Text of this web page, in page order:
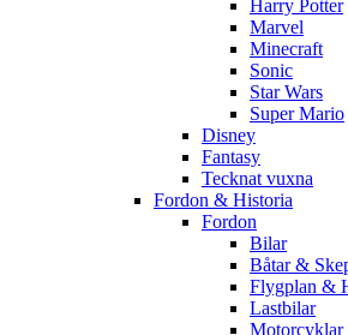
Harry Potter
Marvel
Minecraft
Sonic
Star Wars
Super Mario
Disney
Fantasy
Tecknat vuxna
Fordon & Historia
Fordon
Bilar
Båtar &
Flygplan &
Lastbilar
Motorcyklar